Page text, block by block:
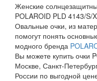
Женские
POLAROID PLD 4143/S/
Овальные очки, из
помогут понять
модного бренда
Вы можете купить очки
Москве, Санкт-
России по выгодной